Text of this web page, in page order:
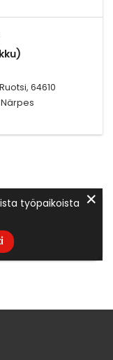
64610
työpaikoista ✕